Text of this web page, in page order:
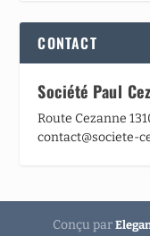
CONTACT
Société Paul
Route Cezanne
contact@societe-
Conçu par